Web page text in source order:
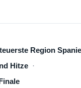
Region
Hitze